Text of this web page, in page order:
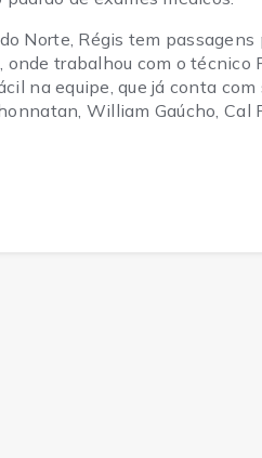
Norte, Régis tem
onde trabalhou com o técnico
na equipe, que já conta
William Gaúcho, Cal